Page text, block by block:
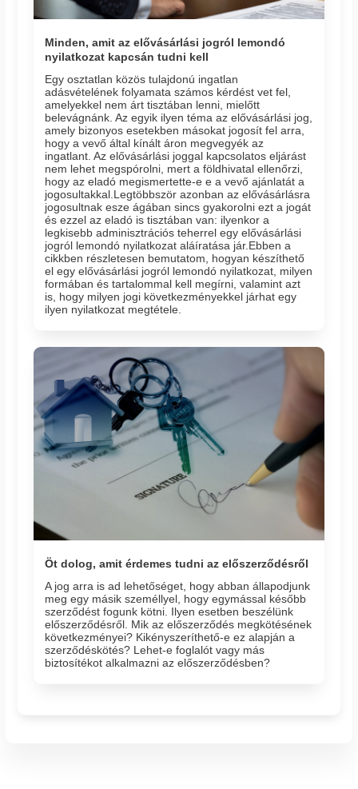
Minden, amit az elővásárlási jogról lemondó
nyilatkozat kapcsán tudni kell
Egy osztatlan közös tulajdonú ingatlan
adásvételének folyamata számos kérdést vet fel,
amelyekkel nem árt tisztában lenni, mielőtt
belevágnánk. Az egyik ilyen téma az elővásárlási jog,
amely bizonyos esetekben másokat jogosít fel arra,
hogy a vevő által kínált áron megvegyék az
ingatlant. Az elővásárlási joggal kapcsolatos eljárást
nem lehet megspórolni, mert a földhivatal ellenőrzi,
hogy az eladó megismertette-e e a vevő ajánlatát a
jogosultakkal.Legtöbbször azonban az elővásárlásra
jogosultnak esze ágában sincs gyakorolni ezt a jogát
és ezzel az eladó is tisztában van: ilyenkor a
legkisebb adminisztrációs teherrel egy elővásárlási
jogról lemondó nyilatkozat aláíratása jár.Ebben a
cikkben részletesen bemutatom, hogyan készíthető
el egy elővásárlási jogról lemondó nyilatkozat, milyen
formában és tartalommal kell megírni, valamint azt
is, hogy milyen jogi következményekkel járhat egy
ilyen nyilatkozat megtétele.
Öt dolog, amit érdemes tudni az előszerződésről
A jog arra is ad lehetőséget, hogy abban állapodjunk
meg egy másik személlyel, hogy egymással később
szerződést fogunk kötni. Ilyen esetben beszélünk
előszerződésről. Mik az előszerződés megkötésének
következményei? Kikényszeríthető-e ez alapján a
szerződéskötés? Lehet-e foglalót vagy más
biztosítékot alkalmazni az előszerződésben?